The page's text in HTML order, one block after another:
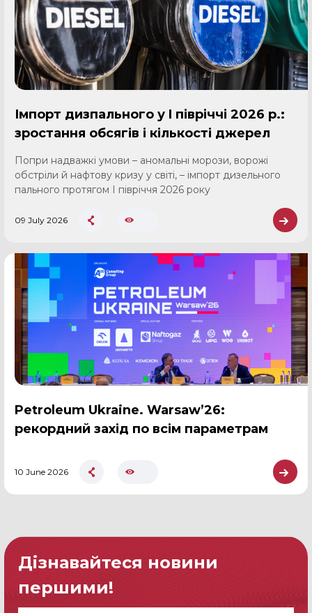
Імпорт дизпального у I півріччі 2026 р.:
зростання обсягів і кількості джерел
Попри надважкі умови – аномальні морози, ворожі
обстріли й нафтову кризу у світі, – імпорт дизельного
пального протягом І півріччя 2026 року
09 July 2026
Petroleum Ukraine. Warsaw’26:
рекордний захід по всім параметрам
10 June 2026
Дізнавайтеся новини
першими!